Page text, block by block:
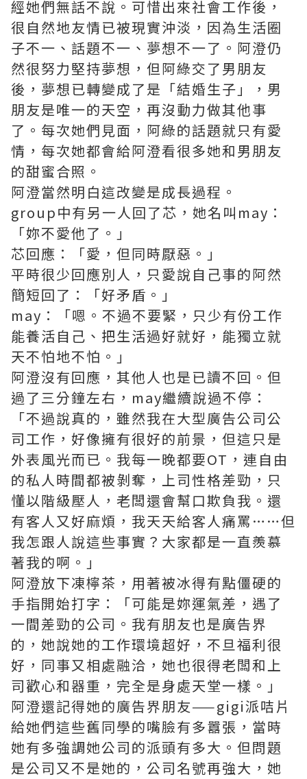
經她們無話不說。可惜出來社會工作後，
很自然地友情已被現實沖淡，因為生活圈
子不一、話題不一、夢想不一了。阿澄仍
然很努力堅持夢想，但阿綠交了男朋友
後，夢想已轉變成了是「結婚生子」，男
朋友是唯一的天空，再沒動力做其他事
了。每次她們見面，阿綠的話題就只有愛
情，每次她都會給阿澄看很多她和男朋友
的甜蜜合照。
阿澄當然明白這改變是成長過程。
group中有另一人回了芯，她名叫may：
「妳不愛他了。」
芯回應：「愛，但同時厭惡。」
平時很少回應別人，只愛說自己事的阿然
簡短回了：「好矛盾。」
may：「嗯。不過不要緊，只少有份工作
能養活自己、把生活過好就好，能獨立就
天不怕地不怕。」
阿澄沒有回應，其他人也是已讀不回。但
過了三分鐘左右，may繼續說過不停：
「不過說真的，雖然我在大型廣告公司公
司工作，好像擁有很好的前景，但這只是
外表風光而已。我每一晚都要OT，連自由
的私人時間都被剝奪，上司性格差勁，只
懂以階級壓人，老闆還會幫口欺負我。還
有客人又好麻煩，我天天給客人痛罵……但
我怎跟人說這些事實？大家都是一直羨慕
著我的啊。」
阿澄放下凍檸茶，用著被冰得有點僵硬的
手指開始打字：「可能是妳運氣差，遇了
一間差勁的公司。我有朋友也是廣告界
的，她說她的工作環境超好，不旦福利很
好，同事又相處融洽，她也很得老闆和上
司歡心和器重，完全是身處天堂一樣。」
阿澄還記得她的廣告界朋友——gigi派咭片
給她們這些舊同學的嘴臉有多囂張，當時
她有多強調她公司的派頭有多大。但問題
是公司又不是她的，公司名號再強大，她